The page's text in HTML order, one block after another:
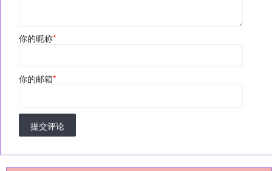
你的昵称*
你的邮箱*
提交评论